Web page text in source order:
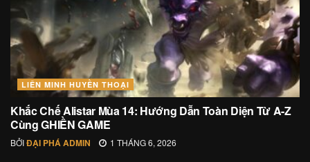
LIÊN MINH HUYỀN THOẠI
Khắc Chế Alistar Mùa 14: Hướng Dẫn Toàn Diện Từ A-Z
Cùng GHIỀN GAME
BỞIĐẠI PHÁ ADMIN 1 THÁNG 6, 2026